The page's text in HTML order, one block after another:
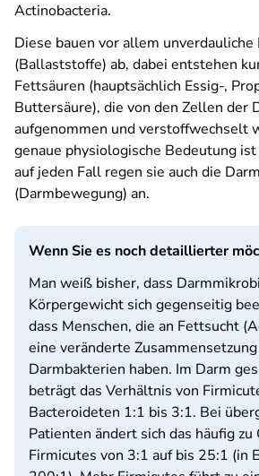
Actinobacteria.
Diese bauen vor allem
(Ballaststoffe) ab, dabei entstehen
Fettsäuren (hauptsächlich Essig-,
Buttersäure), die von den Zellen der
aufgenommen und verstoffwechselt
genaue physiologische Bedeutung
auf jeden Fall regen sie auch die
(Darmbewegung) an.
Wenn Sie es noch detaillierter
Man weiß bisher, dass
Körpergewicht sich gegenseitig
dass Menschen, die an Fettsucht
eine veränderte
Darmbakterien haben. Im Darm
beträgt das Verhältnis von
Bacteroideten 1:1 bis 3:1. Bei
Patienten ändert sich das häufig
Firmicutes von 3:1 auf bis 25:1 (in